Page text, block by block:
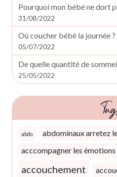
Pourquoi mon bébé ne dort
31/08/2022
Où coucher bébé la journée ?
05/07/2022
De quelle quantité de
25/05/2022
abdo
abdominaux arretez
acccompagner les émotions
accouchement